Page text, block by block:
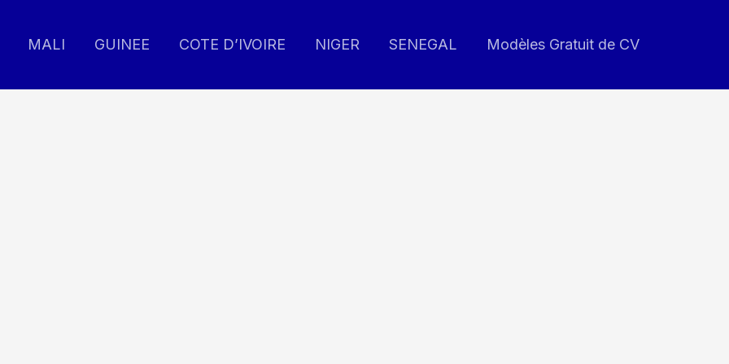
MALI GUINEE COTE D’IVOIRE NIGER SENEGAL Modèles Gratuit de CV